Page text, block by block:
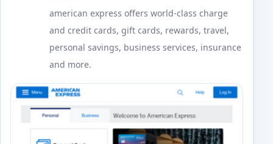
american express offers world-class charge
and credit cards, gift cards, rewards, travel,
personal savings, business services, insurance
and more.